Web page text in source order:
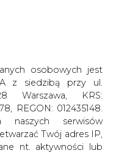
A A
SIĘ
osobowych jest
z siedzibą przy ul.
Warszawa, KRS:
REGON: 012435148.
naszych serwisów
Twój adres IP,
nt. aktywności lub